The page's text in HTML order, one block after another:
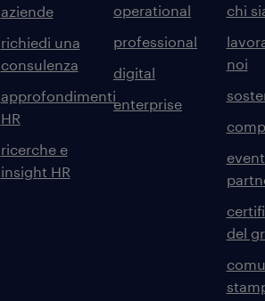
aziende
richiedi una
consulenza
approfondimenti
HR
ricerche e
insight HR
operational
professional
digital
enterprise
chi
noi
del